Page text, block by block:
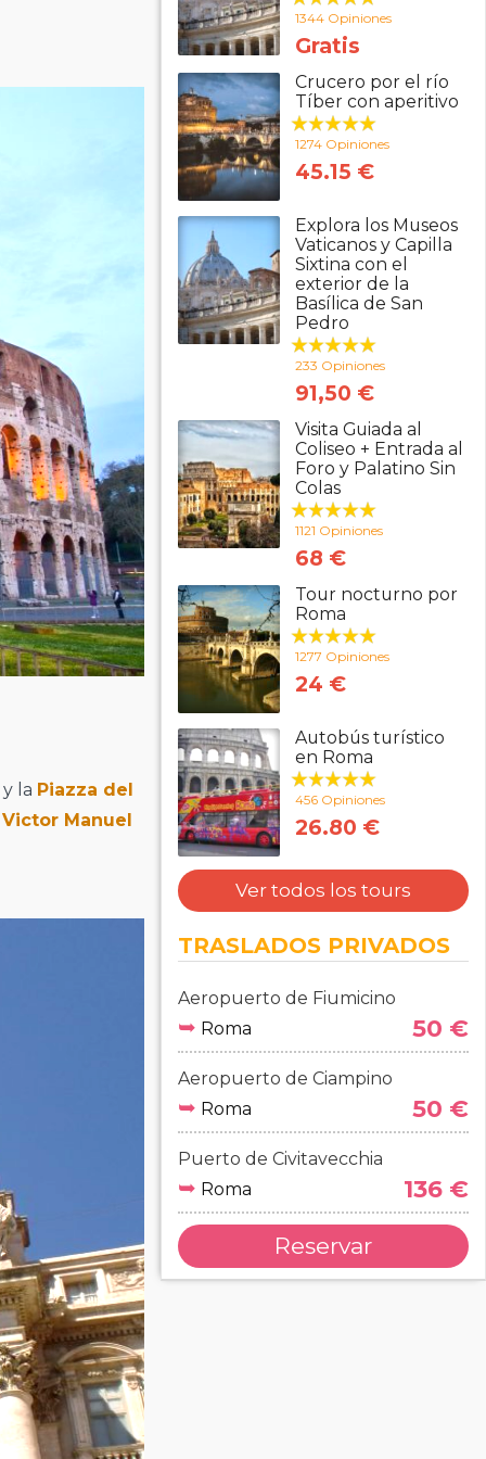
y la Piazza del
Manuel
1344 Opiniones
Gratis
Crucero por el río
Tíber con aperitivo
1274 Opiniones
45.15 €
Explora los Museos
Vaticanos y Capilla
Sixtina con el
exterior de la
Basílica de San
Pedro
233 Opiniones
91,50 €
Visita Guiada al
Coliseo + Entrada al
Foro y Palatino Sin
Colas
1121 Opiniones
68 €
Tour nocturno por
Roma
1277 Opiniones
24 €
Autobús turístico
en Roma
456 Opiniones
26.80 €
Ver todos los tours
TRASLADOS PRIVADOS
Aeropuerto de Fiumicino
➥ Roma 50 €
Aeropuerto de Ciampino
➥ Roma 50 €
Puerto de Civitavecchia
➥ Roma 136 €
Reservar